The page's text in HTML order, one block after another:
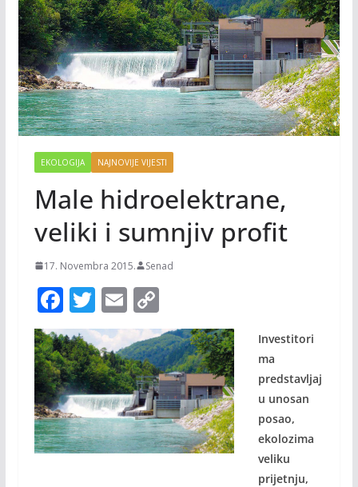
EKOLOGIJA NAJNOVIJE VIJESTI
Male hidroelektrane,
veliki i sumnjiv profit
17. Novembra 2015. Senad
F
ac
e
b
o
o
k
T
w
itt
er
E
m
ai
l
C
o
p
y
Li
n
k
Investitori
ma
predstavljaj
u unosan
posao,
ekolozima
veliku
prijetnju,